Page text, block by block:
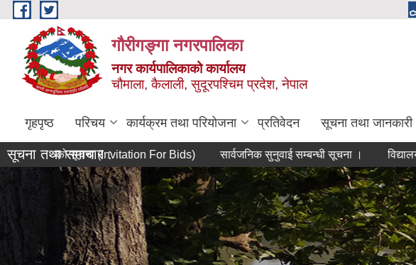
Skip to main content
गौरीगङ्गा नगरपालिका
नगर कार्यपालिकाको कार्यालय
चौमाला, कैलाली, सुदूरपश्चिम प्रदेश, नेपाल
गृहपृष्ठ परिचय कार्यक्रम तथा परियोजना प्रतिवेदन सूचना तथा जानकारी
सूचना तथा समाचार :
सूचना (Invitation For Bids) सार्वजनिक सुनुवाई सम्बन्धी सूचना ।